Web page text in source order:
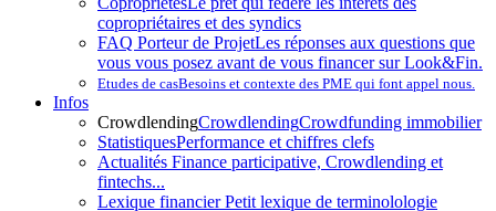
copropriétaires et des syndics
FAQ Porteur de ProjetLes réponses aux questions que
vous vous posez avant de vous financer sur Look&Fin.
Etudes de casBesoins et contexte des PME qui font appel nous.
Infos
CrowdlendingCrowdlendingCrowdfunding immobilier
StatistiquesPerformance et chiffres clefs
Actualités Finance participative, Crowdlending et
fintechs...
Lexique financierPetit lexique de terminolologie